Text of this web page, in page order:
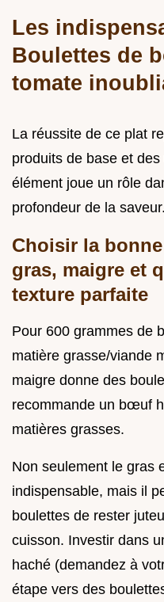
Les
Boulettes de
tomate
La réussite de ce plat
produits de base et
élément joue un rôle
profondeur de la saveur.
Choisir la
gras, maigre et
texture parfaite
Pour 600 grammes de
matière grasse/viande
maigre donne des
recommande un bœuf
matières grasses.
Non seulement le gras
indispensable, mais il
boulettes de rester
cuisson. Investir dans
haché (demandez à
étape vers des